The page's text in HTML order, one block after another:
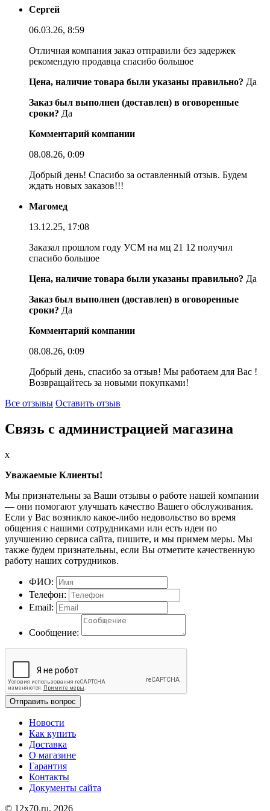
Сергей
06.03.26, 8:59
Отличная компания заказ отправили без задержек
рекомендую продавца спасибо большое
Цена, наличие товара были указаны правильно? Да
Заказ был выполнен (доставлен) в оговоренные
сроки? Да
Комментарий компании
08.08.26, 0:09
Добрый день! Спасибо за оставленный отзыв. Будем
ждать новых заказов!!!
Магомед
13.12.25, 17:08
Заказал прошлом году УСМ на мц 21 12 получил
спасибо большое
Цена, наличие товара были указаны правильно? Да
Заказ был выполнен (доставлен) в оговоренные
сроки? Да
Комментарий компании
08.08.26, 0:09
Добрый день, спасибо за отзыв! Мы работаем для Вас !
Возвращайтесь за новыми покупками!
Все отзывы Оставить отзыв
Связь с администрацией магазина
x
Уважаемые Клиенты!
Мы признательны за Ваши отзывы о работе нашей компании
— они помогают улучшать качество Вашего обслуживания.
Если у Вас возникло какое-либо недовольство во время
общения с нашими сотрудниками или есть идеи по
улучшению сервиса сайта, пишите, и мы примем меры. Мы
также будем признательны, если Вы отметите качественную
работу наших сотрудников.
ФИО:
Телефон:
Email:
Сообщение:
Отправить вопрос
Новости
Как купить
Доставка
О магазине
Гарантия
Контакты
Документы сайта
© 12x70.ru, 2026